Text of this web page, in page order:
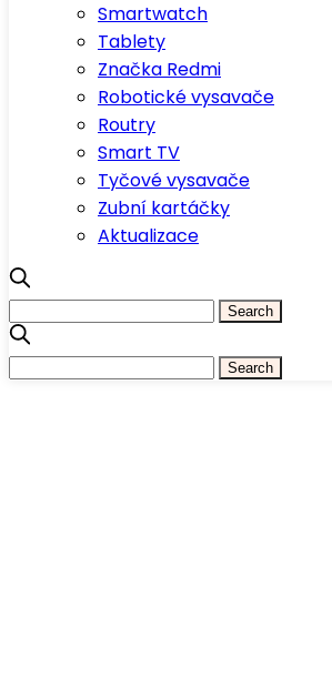
Smartwatch
Tablety
Značka Redmi
Robotické vysavače
Routry
Smart TV
Tyčové vysavače
Zubní kartáčky
Aktualizace